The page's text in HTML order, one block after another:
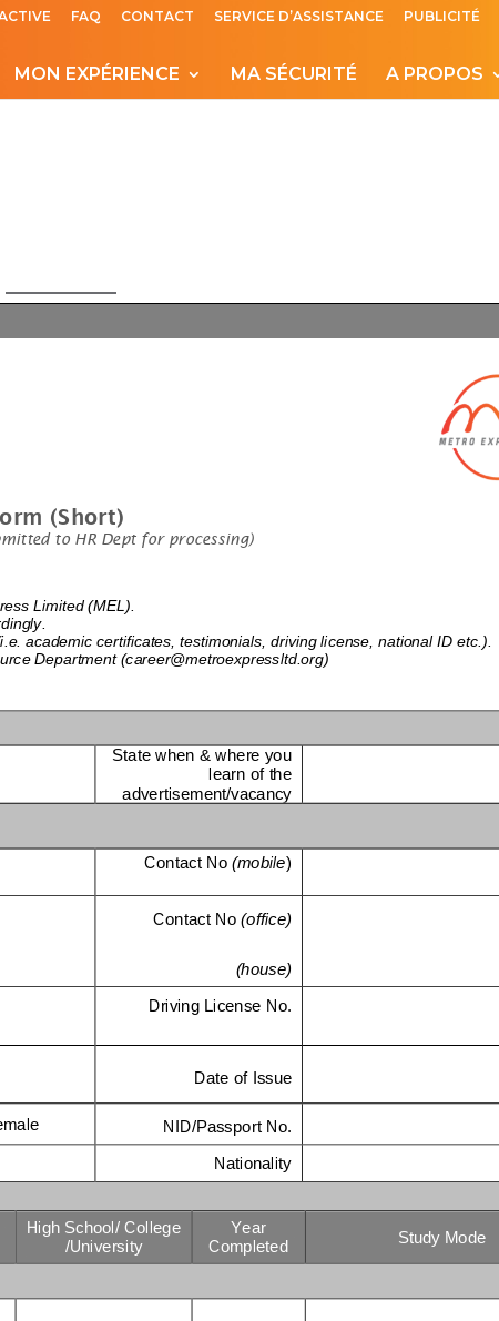
FAQ CONTACT SERVICE D’ASSISTANCE PUBLICITÉ
MON EXPÉRIENCE MA SÉCURITÉ A PROPOS